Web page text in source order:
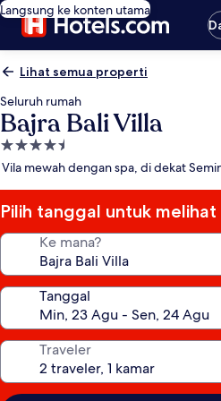
Langsung ke konten utama
Lihat semua properti
Seluruh rumah
Bajra Bali Villa
Properti
bintang
Vila mewah dengan spa, di dekat
Pilih tanggal untuk melihat
Ke mana?
Tanggal
Traveler